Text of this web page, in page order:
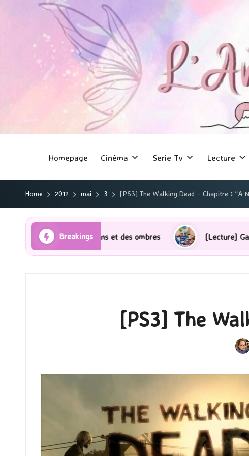
Homepage Cinéma Serie Tv Lecture
Home 2012 mai 3 [PS3] The Walking Dead – Chapitre 1 “A
Breakings
et des ombres [Lecture] Gardiens des cités
[PS3] The